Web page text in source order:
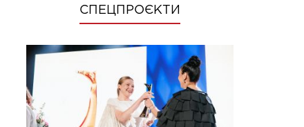
СПЕЦПРОЄКТИ